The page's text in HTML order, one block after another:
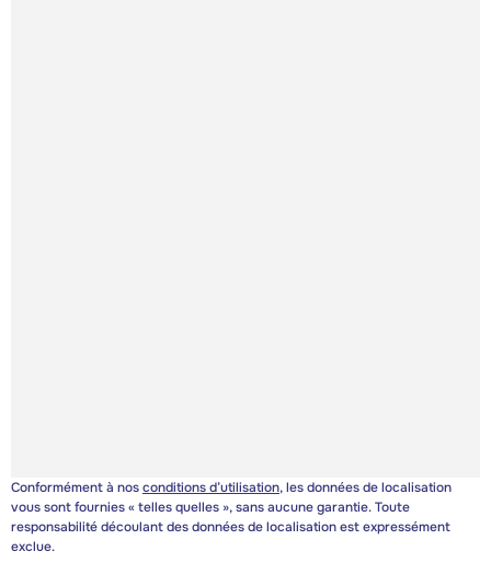
Conformément à nosconditions d’utilisation, les données de localisation
vous sont fournies « telles quelles », sans aucune garantie. Toute
responsabilité découlant des données de localisation est expressément
exclue.